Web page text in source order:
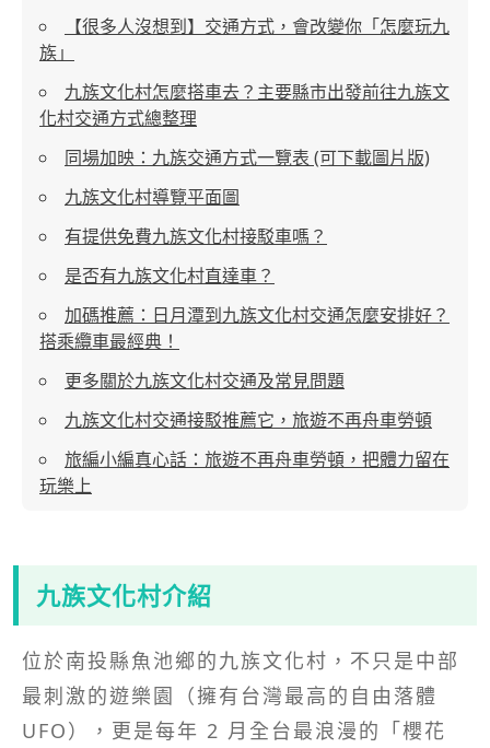
【很多人沒想到】交通方式，會改變你「怎麼玩九
族」
九族文化村怎麼搭車去？主要縣市出發前往九族文
化村交通方式總整理
同場加映：九族交通方式一覽表 (可下載圖片版)
九族文化村導覽平面圖
有提供免費九族文化村接駁車嗎？
是否有九族文化村直達車？
加碼推薦：日月潭到九族文化村交通怎麼安排好？
搭乘纜車最經典！
更多關於九族文化村交通及常見問題
九族文化村交通接駁推薦它，旅遊不再舟車勞頓
旅編小編真心話：旅遊不再舟車勞頓，把體力留在
玩樂上
九族文化村介紹
位於南投縣魚池鄉的九族文化村，不只是中部
最刺激的遊樂園（擁有台灣最高的自由落體
UFO），更是每年 2 月全台最浪漫的「櫻花